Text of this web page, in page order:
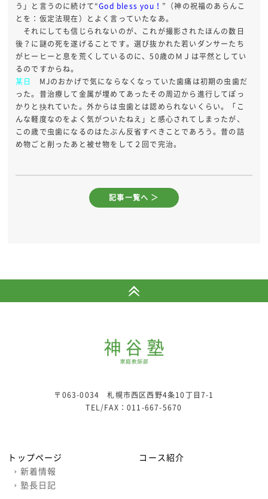
う」と言うのに続けて“God bless you！ ”（神の祝福のあらんこ
とを：仮定法現在）とよく言っていたなあ。
それにしても信じられないのが、これが撮影されたほんの数日
後？に謎の死を遂げることです。選び抜かれた若いダンサーたち
がヒーヒーと息を荒くしているのに、50歳のＭＪは平然としてい
るのですからね。
某日
MJのおかげで気にならなくなっていた歯痛は初期の虫歯だ
った。昔治療して金属が埋めてあったその周辺から進行してぽっ
かりと抉れていた。外からは虫歯とは認められないくらい。「こ
んな軽度なのをよく気がついたねえ」と感心されてしまったが、
この歳で虫歯になるのはたぶん反省すべきことであろう。昔の詰
め物ごと削ったあと被せ物をして２回で完治。
記事一覧へ ＞
〒063-0034 札幌市西区西野4条10丁目7-1
TEL/FAX：011-667-5670
トップページ
› 新着情報
› 塾長日記
コース紹介